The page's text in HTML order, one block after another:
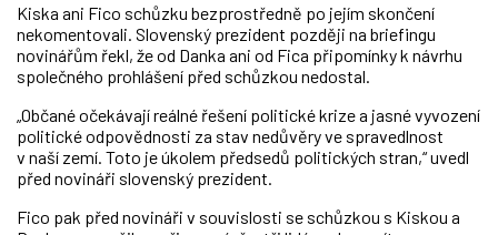
Kiska ani Fico schůzku bezprostředně po jejím skončení
nekomentovali. Slovenský prezident později na briefingu
novinářům řekl, že od Danka ani od Fica připomínky k návrhu
společného prohlášení před schůzkou nedostal.
„Občané očekávají reálné řešení politické krize a jasné vyvození
politické odpovědnosti za stav nedůvěry ve spravedlnost
v naší zemí. Toto je úkolem předsedů politických stran,“ uvedl
před novináři slovenský prezident.
Fico pak před novináři v souvislosti se schůzkou s Kiskou a